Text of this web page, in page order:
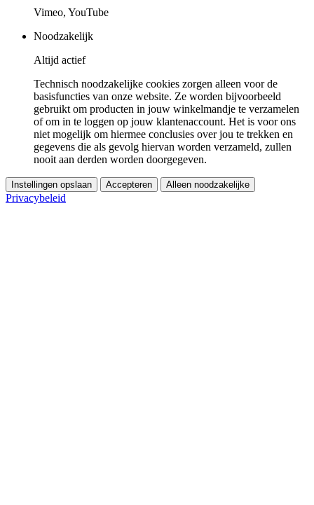
Vimeo, YouTube
Noodzakelijk
Altijd actief
Technisch noodzakelijke cookies zorgen alleen voor de
basisfuncties van onze website. Ze worden bijvoorbeeld
gebruikt om producten in jouw winkelmandje te verzamelen
of om in te loggen op jouw klantenaccount. Het is voor ons
niet mogelijk om hiermee conclusies over jou te trekken en
gegevens die als gevolg hiervan worden verzameld, zullen
nooit aan derden worden doorgegeven.
Instellingen opslaan Accepteren Alleen noodzakelijke
Privacybeleid